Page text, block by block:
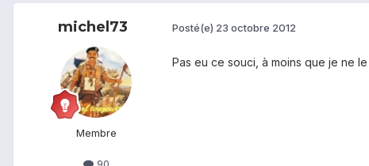
michel73
Membre
Posté(e) 23 octobre 2012
Pas eu ce souci, à moins que je ne